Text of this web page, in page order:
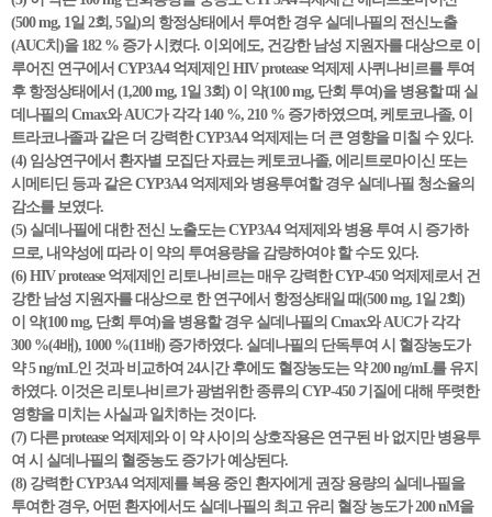
(500 mg, 1일 2회, 5일)의 항정상태에서 투여한 경우 실데나필의 전신노출
(AUC치)을 182 % 증가 시켰다. 이외에도, 건강한 남성 지원자를 대상으로 이
루어진 연구에서 CYP3A4 억제제인 HIV protease 억제제 사퀴나비르를 투여
후 항정상태에서 (1,200 mg, 1일 3회) 이 약(100 mg, 단회 투여)을 병용할 때 실
데나필의 Cmax와 AUC가 각각 140 %, 210 % 증가하였으며, 케토코나졸, 이
트라코나졸과 같은 더 강력한 CYP3A4 억제제는 더 큰 영향을 미칠 수 있다.
(4) 임상연구에서 환자별 모집단 자료는 케토코나졸, 에리트로마이신 또는
시메티딘 등과 같은 CYP3A4 억제제와 병용투여할 경우 실데나필 청소율의
감소를 보였다.
(5) 실데나필에 대한 전신 노출도는 CYP3A4 억제제와 병용 투여 시 증가하
므로, 내약성에 따라 이 약의 투여용량을 감량하여야 할 수도 있다.
(6) HIV protease 억제제인 리토나비르는 매우 강력한 CYP-450 억제제로서 건
강한 남성 지원자를 대상으로 한 연구에서 항정상태일 때(500 mg, 1일 2회)
이 약(100 mg, 단회 투여)을 병용할 경우 실데나필의 Cmax와 AUC가 각각
300 %(4배), 1000 %(11배) 증가하였다. 실데나필의 단독투여 시 혈장농도가
약 5 ng/mL인 것과 비교하여 24시간 후에도 혈장농도는 약 200 ng/mL를 유지
하였다. 이것은 리토나비르가 광범위한 종류의 CYP-450 기질에 대해 뚜렷한
영향을 미치는 사실과 일치하는 것이다.
(7) 다른 protease 억제제와 이 약 사이의 상호작용은 연구된 바 없지만 병용투
여 시 실데나필의 혈중농도 증가가 예상된다.
(8) 강력한 CYP3A4 억제제를 복용 중인 환자에게 권장 용량의 실데나필을
투여한 경우, 어떤 환자에서도 실데나필의 최고 유리 혈장 농도가 200 nM을